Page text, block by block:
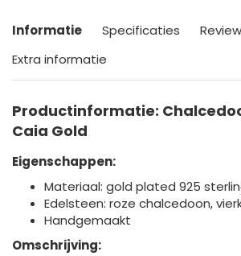
Informatie Specificaties
Extra informatie
Productinformatie:
Caia Gold
Eigenschappen:
Materiaal: gold plated 925
Edelsteen: roze chalcedoon,
Handgemaakt
Omschrijving: